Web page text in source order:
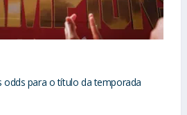
odds para o título da temporada